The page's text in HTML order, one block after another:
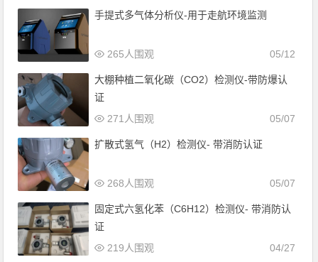
手提式多气体分析仪-用于走航环境监测
05/12
265人围观
大棚种植二氧化碳（CO2）检测仪-带防爆认
证
05/07
271人围观
扩散式氢气（H2）检测仪- 带消防认证
05/07
268人围观
固定式六氢化苯（C6H12）检测仪- 带消防认
证
04/27
219人围观